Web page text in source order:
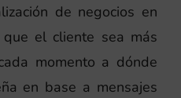
de negocios en
el cliente sea más
momento a dónde
en base a mensajes